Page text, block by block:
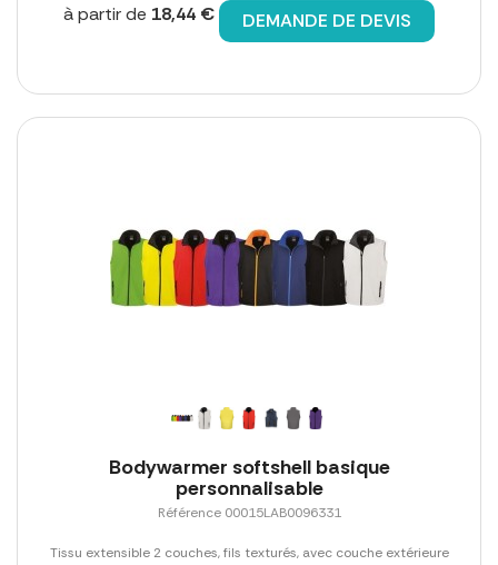
à partir de 18,44 € DEMANDE DE DEVIS
Bodywarmer softshell basique
personnalisable
Référence 00015LAB0096331
Tissu extensible 2 couches, fils texturés, avec couche extérieure